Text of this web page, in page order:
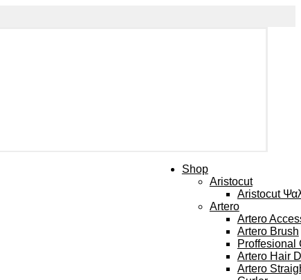
Shop
Aristocut
Aristocut
Artero
Artero
Artero Brush
Proffesional
Artero Hair
Artero